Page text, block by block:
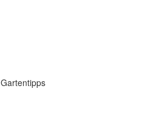
Gartentipps